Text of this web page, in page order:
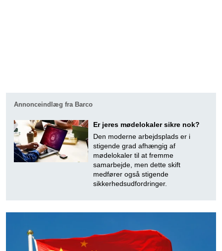
Annonceindlæg fra Barco
Er jeres mødelokaler sikre nok?
Den moderne arbejdsplads er i
stigende grad afhængig af
mødelokaler til at fremme
samarbejde, men dette skift
medfører også stigende
sikkerhedsudfordringer.